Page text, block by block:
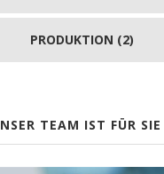
PRODUKTION (2)
TEAM IST FÜR